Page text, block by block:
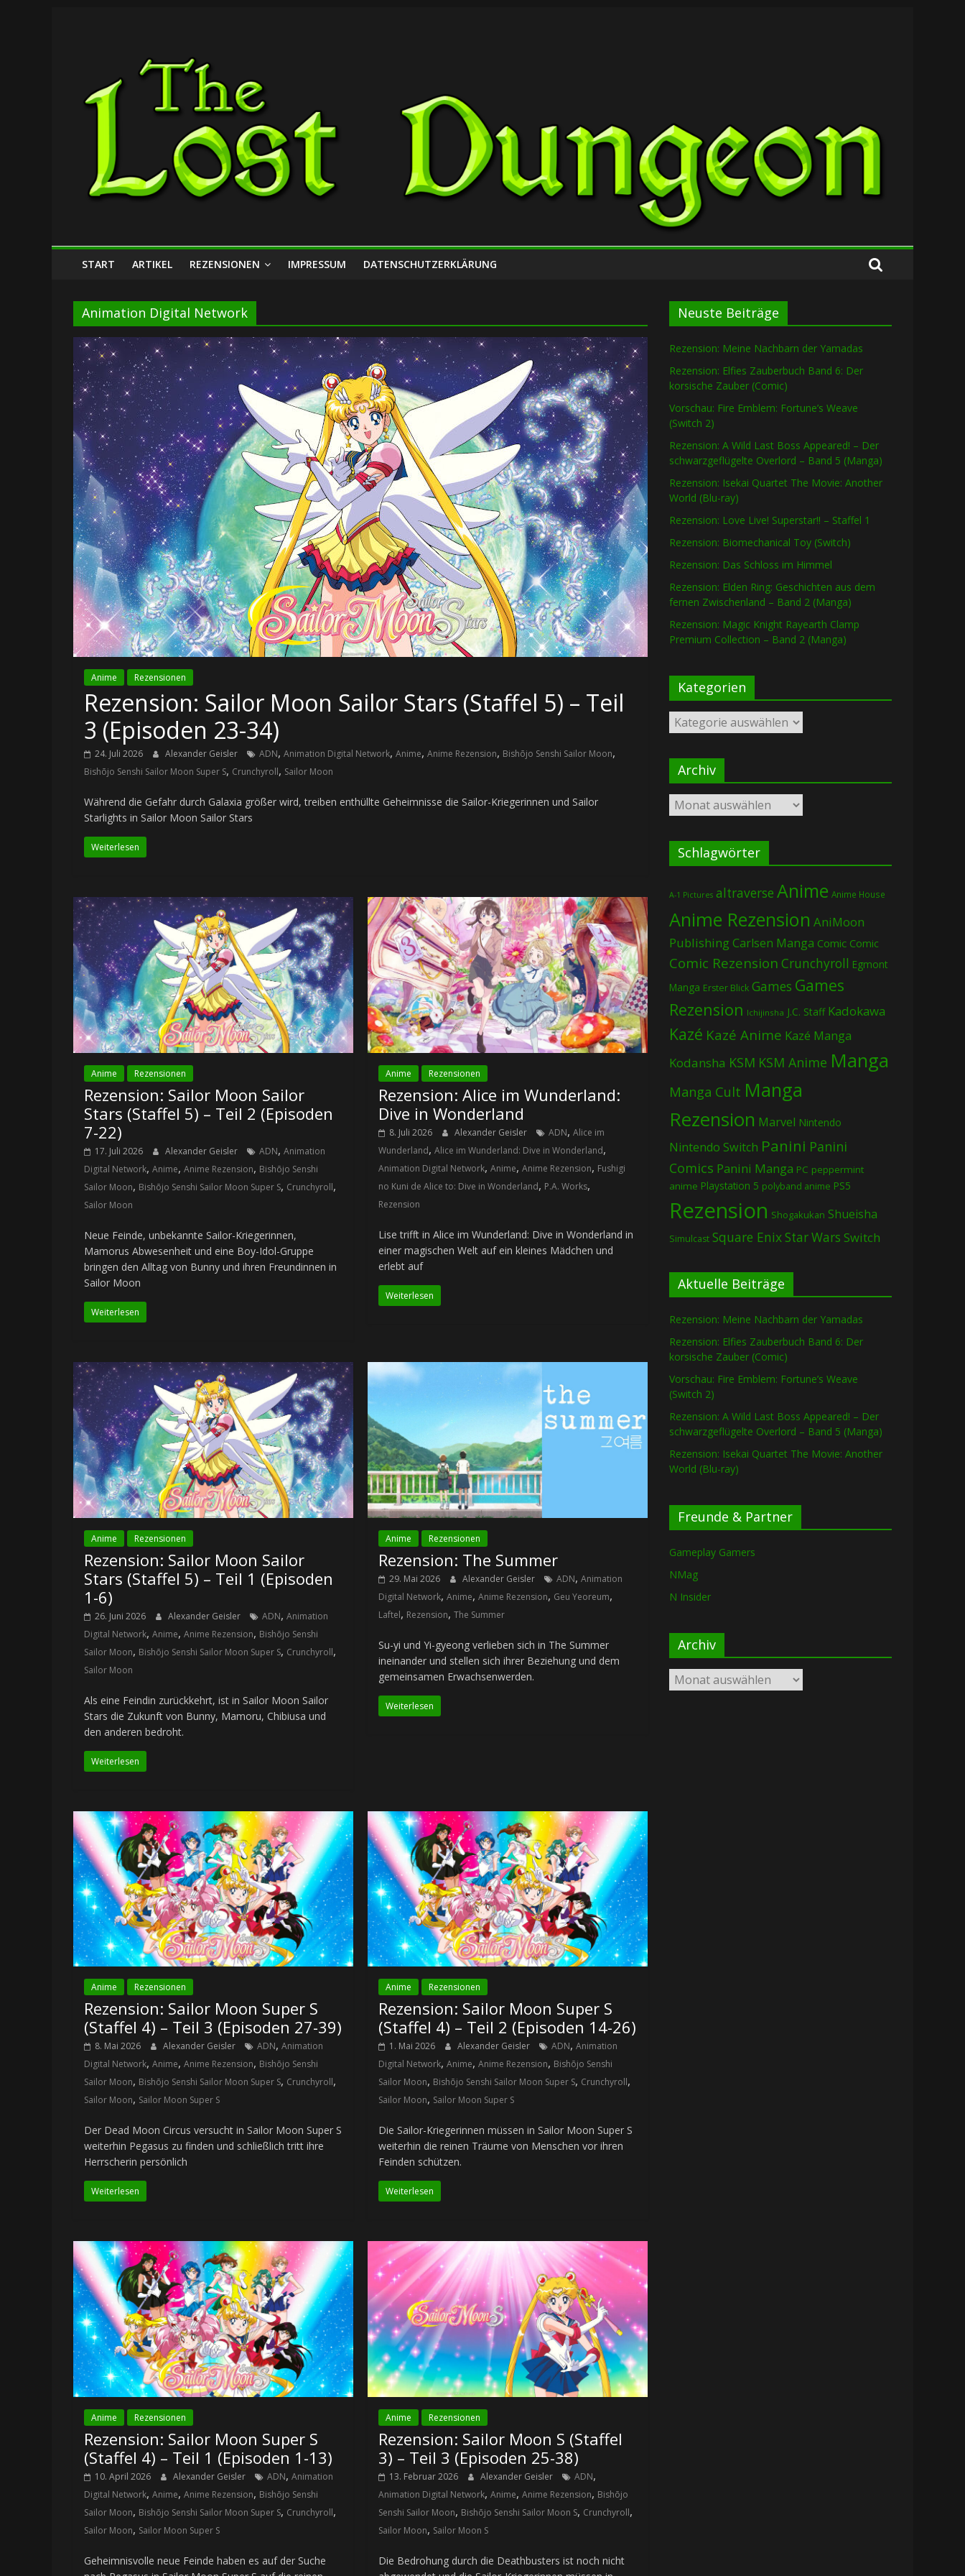
Lost
Dungeon
START ARTIKEL REZENSIONEN IMPRESSUM DATENSCHUTZERKLÄRUNG
Animation Digital Network
Anime Rezensionen
Rezension: Sailor Moon Sailor Stars (Staffel 5) – Teil
3 (Episoden 23-34)
24. Juli 2026 Alexander Geisler ADN, Animation Digital Network, Anime, Anime Rezension, Bishōjo Senshi Sailor Moon,
Bishōjo Senshi Sailor Moon Super S, Crunchyroll, Sailor Moon
Während die Gefahr durch Galaxia größer wird, treiben enthüllte Geheimnisse die Sailor-Kriegerinnen und Sailor
Starlights in Sailor Moon Sailor Stars
Weiterlesen
Anime Rezensionen
Rezension: Sailor Moon Sailor
Stars (Staffel 5) – Teil 2 (Episoden
7-22)
17. Juli 2026 Alexander Geisler ADN, Animation
Digital Network, Anime, Anime Rezension, Bishōjo Senshi
Sailor Moon, Bishōjo Senshi Sailor Moon Super S, Crunchyroll,
Sailor Moon
Neue Feinde, unbekannte Sailor-Kriegerinnen,
Mamorus Abwesenheit und eine Boy-Idol-Gruppe
bringen den Alltag von Bunny und ihren Freundinnen in
Sailor Moon
Weiterlesen
Anime Rezensionen
Rezension: Alice im Wunderland:
Dive in Wonderland
8. Juli 2026 Alexander Geisler ADN,Alice im
Wunderland,Alice im Wunderland: Dive in Wonderland,
Animation Digital Network,Anime,Anime Rezension, Fushigi
no Kuni de Alice to: Dive in Wonderland, P.A. Works,
Rezension
Lise trifft in Alice im Wunderland: Dive in Wonderland in
einer magischen Welt auf ein kleines Mädchen und
erlebt auf
Weiterlesen
Anime Rezensionen
Rezension: Sailor Moon Sailor
Stars (Staffel 5) – Teil 1 (Episoden
1-6)
26. Juni 2026 Alexander Geisler ADN, Animation
Digital Network, Anime, Anime Rezension, Bishōjo Senshi
Sailor Moon, Bishōjo Senshi Sailor Moon Super S, Crunchyroll,
Sailor Moon
Als eine Feindin zurückkehrt, ist in Sailor Moon Sailor
Stars die Zukunft von Bunny, Mamoru, Chibiusa und
den anderen bedroht.
Weiterlesen
Anime Rezensionen
Rezension: The Summer
29. Mai 2026 Alexander Geisler ADN,Animation
Digital Network,Anime,Anime Rezension, Geu Yeoreum,
Laftel, Rezension,The Summer
Su-yi und Yi-gyeong verlieben sich in The Summer
ineinander und stellen sich ihrer Beziehung und dem
gemeinsamen Erwachsenwerden.
Weiterlesen
Anime Rezensionen
Rezension: Sailor Moon Super S
(Staffel 4) – Teil 3 (Episoden 27-39)
8. Mai 2026 Alexander Geisler ADN, Animation
Digital Network, Anime, Anime Rezension, Bishōjo Senshi
Sailor Moon, Bishōjo Senshi Sailor Moon Super S, Crunchyroll,
Sailor Moon, Sailor Moon Super S
Der Dead Moon Circus versucht in Sailor Moon Super S
weiterhin Pegasus zu finden und schließlich tritt ihre
Herrscherin persönlich
Weiterlesen
Anime Rezensionen
Rezension: Sailor Moon Super S
(Staffel 4) – Teil 2 (Episoden 14-26)
1. Mai 2026 Alexander Geisler ADN,Animation
Digital Network,Anime,Anime Rezension, Bishōjo Senshi
Sailor Moon, Bishōjo Senshi Sailor Moon Super S, Crunchyroll,
Sailor Moon, Sailor Moon Super S
Die Sailor-Kriegerinnen müssen in Sailor Moon Super S
weiterhin die reinen Träume von Menschen vor ihren
Feinden schützen.
Weiterlesen
Anime Rezensionen
Rezension: Sailor Moon Super S
(Staffel 4) – Teil 1 (Episoden 1-13)
10. April 2026 Alexander Geisler ADN, Animation
Digital Network, Anime, Anime Rezension, Bishōjo Senshi
Sailor Moon, Bishōjo Senshi Sailor Moon Super S, Crunchyroll,
Sailor Moon, Sailor Moon Super S
Geheimnisvolle neue Feinde haben es auf der Suche
Anime Rezensionen
Rezension: Sailor Moon S (Staffel
3) – Teil 3 (Episoden 25-38)
13. Februar 2026 Alexander Geisler ADN,
Animation Digital Network,Anime,Anime Rezension, Bishōjo
Senshi Sailor Moon, Bishōjo Senshi Sailor Moon S, Crunchyroll,
Sailor Moon, Sailor Moon S
Die Bedrohung durch die Deathbusters ist noch nicht
Neuste Beiträge
Rezension: Meine Nachbarn der Yamadas
Rezension: Elfies Zauberbuch Band 6: Der
korsische Zauber (Comic)
Vorschau: Fire Emblem: Fortune’s Weave
(Switch 2)
Rezension: A Wild Last Boss Appeared! – Der
schwarzgeflügelte Overlord – Band 5 (Manga)
Rezension: Isekai Quartet The Movie: Another
World (Blu-ray)
Rezension: Love Live! Superstar!! – Staffel 1
Rezension: Biomechanical Toy (Switch)
Rezension: Das Schloss im Himmel
Rezension: Elden Ring: Geschichten aus dem
fernen Zwischenland – Band 2 (Manga)
Rezension: Magic Knight Rayearth Clamp
Premium Collection – Band 2 (Manga)
Kategorien
Kategorien
Archiv
Archiv
Schlagwörter
A-1 Pictures altraverse Anime Anime House
Anime Rezension AniMoon
PublishingCarlsen Manga Comic Comic
Comic Rezension Crunchyroll Egmont
Manga Erster Blick Games Games
Rezension Ichijinsha J.C. Staff Kadokawa
Kazé Kazé Anime Kazé Manga
Kodansha KSM KSM Anime Manga
Manga Cult Manga
Rezension Marvel Nintendo
Nintendo Switch Panini Panini
Comics Panini Manga PC peppermint
anime Playstation 5 polyband anime PS5
Rezension Shogakukan Shueisha
Simulcast Square EnixStar Wars Switch
Aktuelle Beiträge
Rezension: Meine Nachbarn der Yamadas
Rezension: Elfies Zauberbuch Band 6: Der
korsische Zauber (Comic)
Vorschau: Fire Emblem: Fortune’s Weave
(Switch 2)
Rezension: A Wild Last Boss Appeared! – Der
schwarzgeflügelte Overlord – Band 5 (Manga)
Rezension: Isekai Quartet The Movie: Another
World (Blu-ray)
Freunde & Partner
Gameplay Gamers
NMag
N Insider
Archiv
Archiv